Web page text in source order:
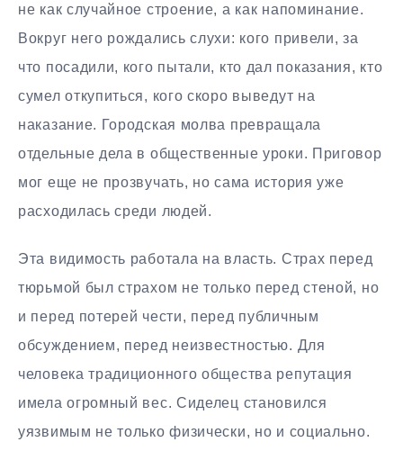
не как случайное строение, а как напоминание.
Вокруг него рождались слухи: кого привели, за
что посадили, кого пытали, кто дал показания, кто
сумел откупиться, кого скоро выведут на
наказание. Городская молва превращала
отдельные дела в общественные уроки. Приговор
мог еще не прозвучать, но сама история уже
расходилась среди людей.
Эта видимость работала на власть. Страх перед
тюрьмой был страхом не только перед стеной, но
и перед потерей чести, перед публичным
обсуждением, перед неизвестностью. Для
человека традиционного общества репутация
имела огромный вес. Сиделец становился
уязвимым не только физически, но и социально.